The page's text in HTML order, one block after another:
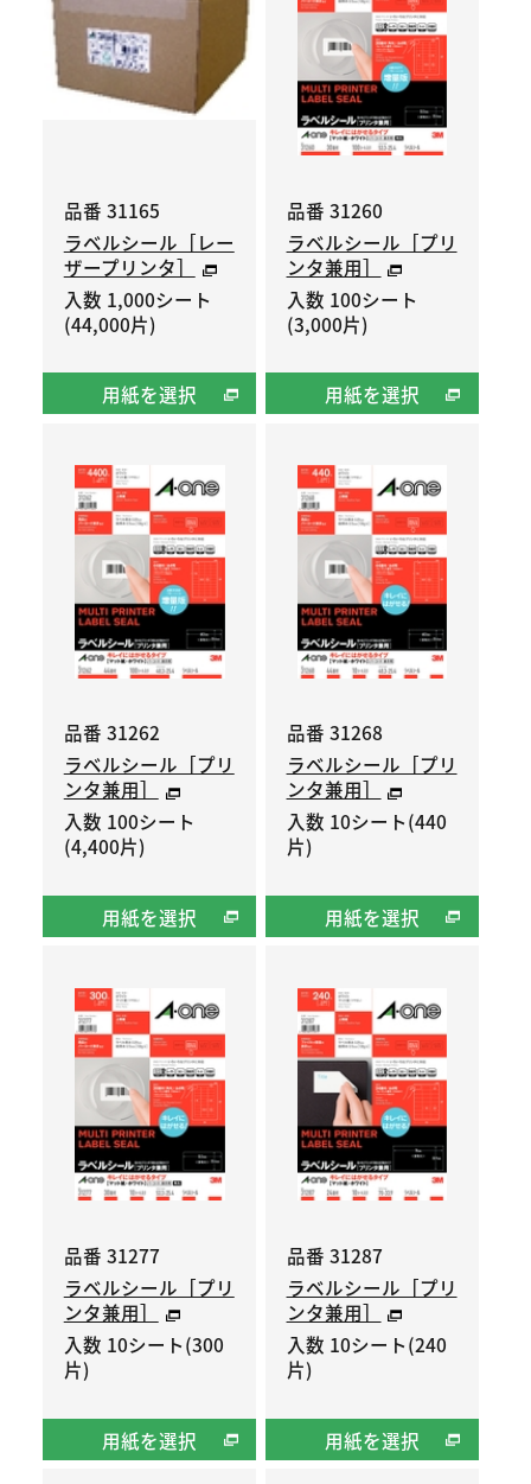
品番 31165
ラベルシール［レー
ザープリンタ］
入数 1,000シート
(44,000片)
用紙を選択
品番 31260
ラベルシール［プリ
ンタ兼用］
入数 100シート
(3,000片)
用紙を選択
品番 31262
ラベルシール［プリ
ンタ兼用］
入数 100シート
(4,400片)
用紙を選択
品番 31268
ラベルシール［プリ
ンタ兼用］
入数 10シート(440
片)
用紙を選択
品番 31277
ラベルシール［プリ
ンタ兼用］
入数 10シート(300
片)
用紙を選択
品番 31287
ラベルシール［プリ
ンタ兼用］
入数 10シート(240
片)
用紙を選択